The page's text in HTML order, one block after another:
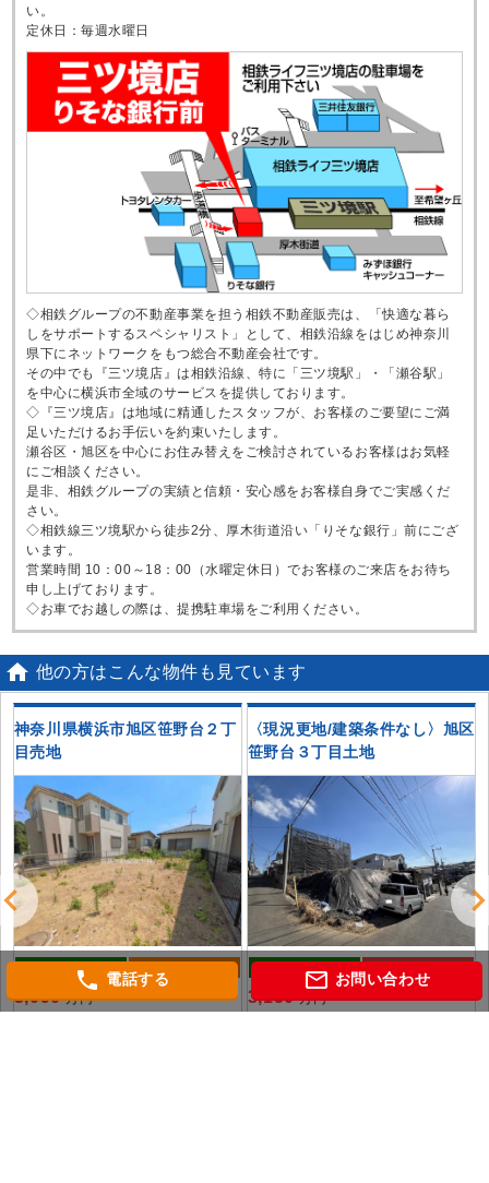
い。
定休日：毎週水曜日
◇相鉄グループの不動産事業を担う相鉄不動産販売は、「快適な暮ら
しをサポートするスペシャリスト」として、相鉄沿線をはじめ神奈川
県下にネットワークをもつ総合不動産会社です。
その中でも『三ツ境店』は相鉄沿線、特に「三ツ境駅」・「瀬谷駅」
を中心に横浜市全域のサービスを提供しております。
◇『三ツ境店』は地域に精通したスタッフが、お客様のご要望にご満
足いただけるお手伝いを約束いたします。
瀬谷区・旭区を中心にお住み替えをご検討されているお客様はお気軽
にご相談ください。
是非、相鉄グループの実績と信頼・安心感をお客様自身でご実感くだ
さい。
◇相鉄線三ツ境駅から徒歩2分、厚木街道沿い「りそな銀行」前にござ
います。
営業時間 10：00～18：00（水曜定休日）でお客様のご来店をお待ち
申し上げております。
◇お車でお越しの際は、提携駐車場をご利用ください。
 他の方はこんな物件も見ています
神奈川県横浜市旭区笹野台２丁
目売地
3,090万円
〈現況更地/建築条件なし〉旭区
笹野台３丁目土地
3,150万円
phone 電話する mail_outline お問い合わせ